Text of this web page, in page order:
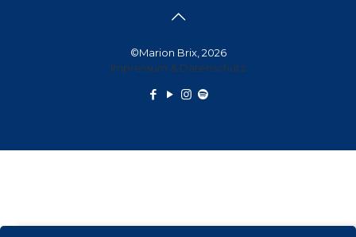
©Marion Brix, 2026
Impressum & Datenschutz